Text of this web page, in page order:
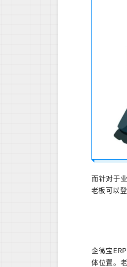
而针对于
老板可以
企微宝
体位置。